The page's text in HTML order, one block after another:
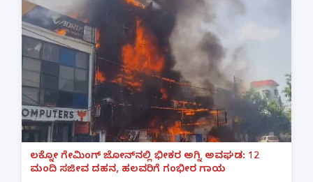
ಲಕ್ನೋ ಗೇಮಿಂಗ್ ಜೋನ್‌ನಲ್ಲಿ ಭೀಕರ ಅಗ್ನಿ ಅವಘಡ: 12
ಮಂದಿ ಸಜೀವ ದಹನ, ಹಲವರಿಗೆ ಗಂಭೀರ ಗಾಯ